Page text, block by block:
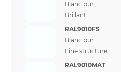
Blanc pur
Brillant
RAL9010FS
Blanc pur
Fine structure
RAL9010MAT